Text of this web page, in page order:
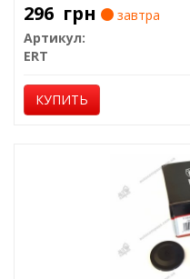
296 грн
завтра
Артикул:
ERT
КУПИТЬ